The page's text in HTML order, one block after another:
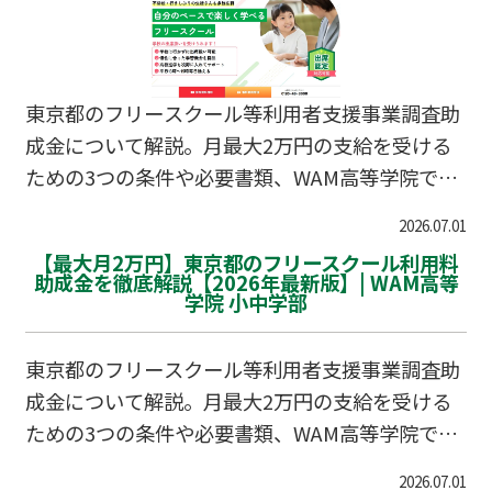
東京都のフリースクール等利用者支援事業調査助
成金について解説。月最大2万円の支給を受ける
ための3つの条件や必要書類、WAM高等学院での
2026.07.01
【最大月2万円】東京都のフリースクール利用料
助成金を徹底解説【2026年最新版】| WAM高等
学院 小中学部
東京都のフリースクール等利用者支援事業調査助
成金について解説。月最大2万円の支給を受ける
ための3つの条件や必要書類、WAM高等学院での
2026.07.01